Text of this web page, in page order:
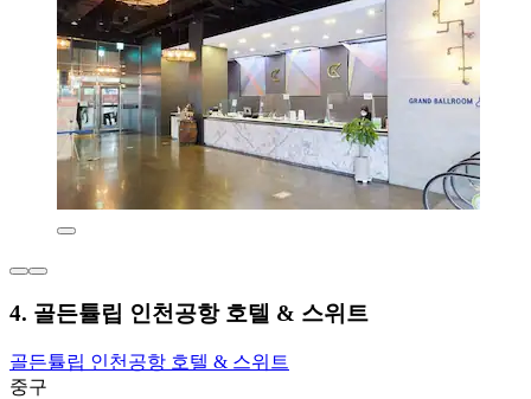
4. 골든튤립 인천공항 호텔 & 스위트
골든튤립 인천공항 호텔 & 스위트
중구